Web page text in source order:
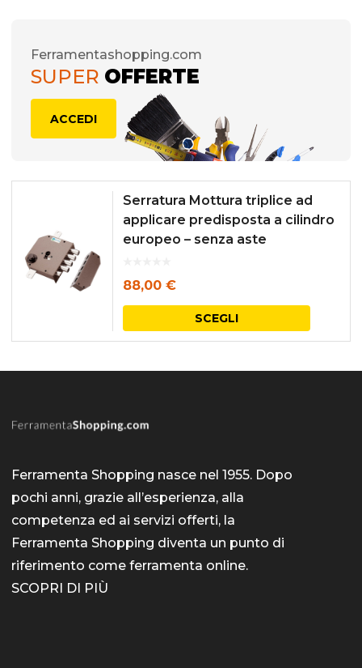
Ferramentashopping.com
SUPER OFFERTE
ACCEDI
Serratura Mottura triplice ad
applicare predisposta a cilindro
europeo – senza aste
88,00 €
SCEGLI
Questo
Ferramenta Shopping nasce nel 1955. Dopo
pochi anni, grazie all’esperienza, alla
competenza ed ai servizi offerti, la
Ferramenta Shopping diventa un punto di
riferimento come ferramenta online.
SCOPRI DI PIÙ